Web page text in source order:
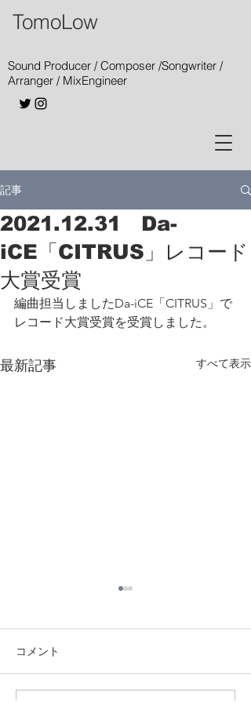
TomoLow
Sound Producer / Composer /Songwriter /
Arranger / MixEngineer
記事
2021.12.31 Da-
iCE「CITRUS」レコード
大賞受賞
編曲担当しましたDa-iCE「CITRUS」で
レコード大賞受賞を受賞しました。
最新記事 すべて表示
コメント